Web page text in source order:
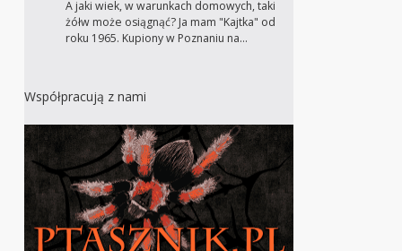
A jaki wiek, w warunkach domowych, taki
żółw może osiągnąć? Ja mam "Kajtka" od
roku 1965. Kupiony w Poznaniu na…
Współpracują z nami